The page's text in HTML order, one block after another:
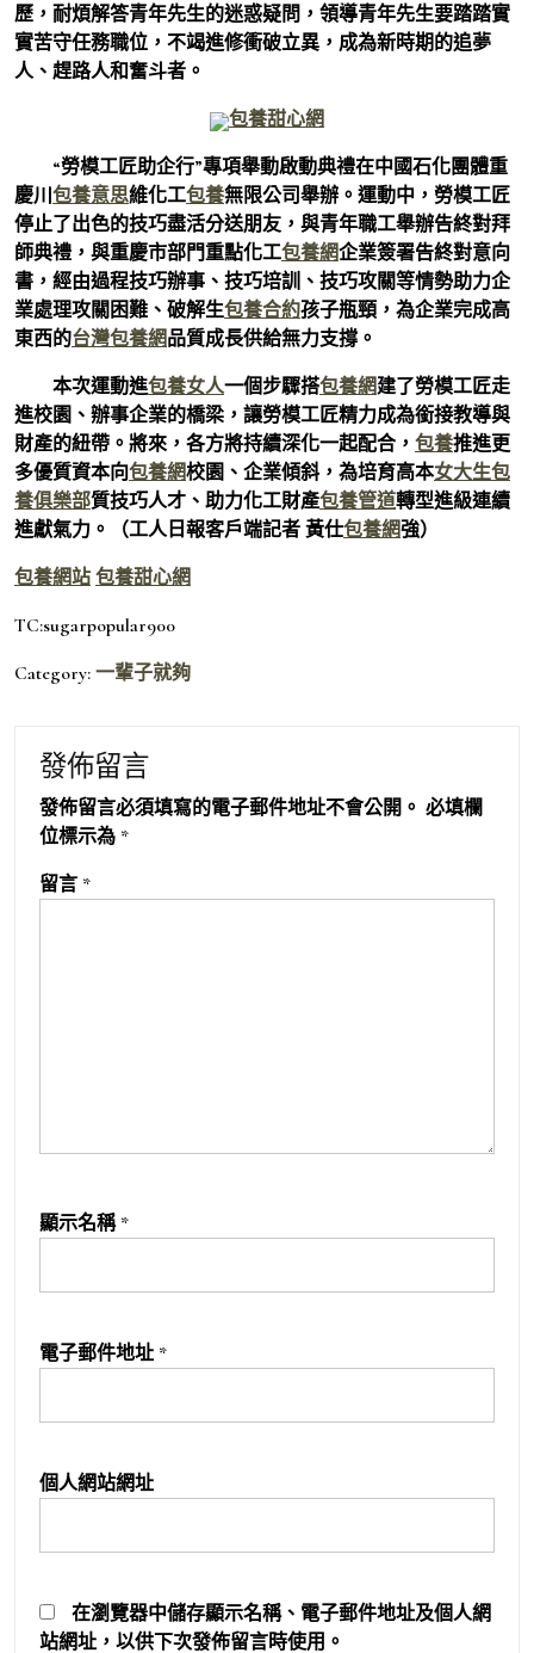
歷，耐煩解答青年先生的迷惑疑問，領導青年先生要踏踏實
實苦守任務職位，不竭進修衝破立異，成為新時期的追夢
人、趕路人和奮斗者。
包養甜心網
“勞模工匠助企行”專項舉動啟動典禮在中國石化團體重
慶川 包養意思維化工包養無限公司舉辦。運動中，勞模工匠
停止了出色的技巧盡活分送朋友，與青年職工舉辦告終對拜
師典禮，與重慶市部門重點化工包養網企業簽署告終對意向
書，經由過程技巧辦事、技巧培訓、技巧攻關等情勢助力企
業處理攻關困難、破解生包養合約孩子瓶頸，為企業完成高
東西的台灣包養網品質成長供給無力支撐。
本次運動進包養女人一個步驟搭包養網建了勞模工匠走
進校園、辦事企業的橋梁，讓勞模工匠精力成為銜接教導與
財產的紐帶。將來，各方將持續深化一起配合， 包養推進更
多優質資本向包養網校園、企業傾斜，為培育高本女大生包
養俱樂部質技巧人才、助力化工財產包養管道轉型進級連續
進獻氣力。（工人日報客戶端記者 黃仕包養網強）
包養網站 包養甜心網
TC:sugarpopular900
Category: 一輩子就夠
發佈留言
發佈留言必須填寫的電子郵件地址不會公開。 必填欄
位標示為 *
留言 *
顯示名稱 *
電子郵件地址 *
個人網站網址
在瀏覽器中儲存顯示名稱、電子郵件地址及個人網
站網址，以供下次發佈留言時使用。